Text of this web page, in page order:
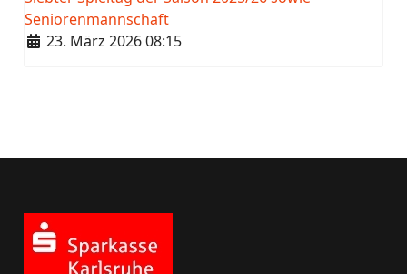
Seniorenmannschaft
Details
23. März 2026 08:15